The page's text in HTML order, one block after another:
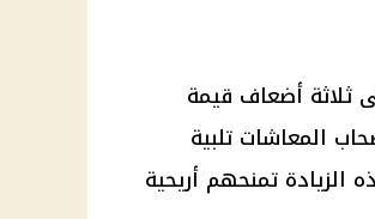
ثلاثة أضعاف قيمة
المعاشات تلبية
تمنحهم أريحية